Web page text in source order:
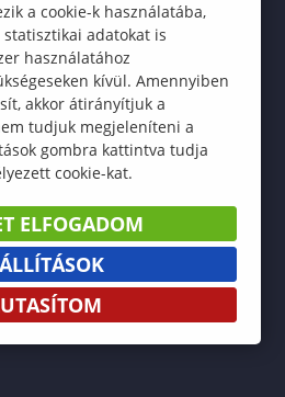
a cookie-k használatába,
adatokat is
használatához
kívül. Amennyiben
akkor átirányítjuk a
tudjuk megjeleníteni a
gombra kattintva tudja
cookie-kat.
ELFOGADOM